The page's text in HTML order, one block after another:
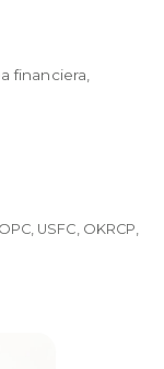
financiera,
USFC, OKRCP,